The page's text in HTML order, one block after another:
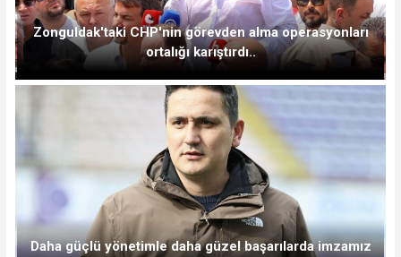
Zonguldak'taki CHP'nin görevden alma operasyonları
ortalığı karıştırdı..
Daha güçlü yönetimle daha güzel başarılarda imzamız